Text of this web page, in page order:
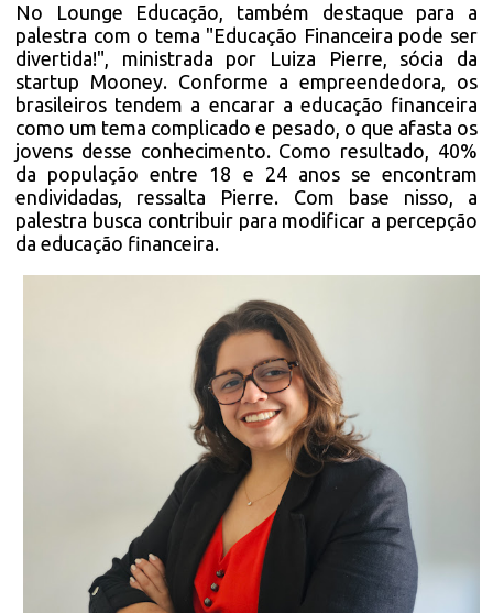
No Lounge Educação, também destaque para a
palestra com o tema "Educação Financeira pode ser
divertida!", ministrada por Luiza Pierre, sócia da
startup Mooney. Conforme a empreendedora, os
brasileiros tendem a encarar a educação financeira
como um tema complicado e pesado, o que afasta os
jovens desse conhecimento. Como resultado, 40%
da população entre 18 e 24 anos se encontram
endividadas, ressalta Pierre. Com base nisso, a
palestra busca contribuir para modificar a percepção
da educação financeira.